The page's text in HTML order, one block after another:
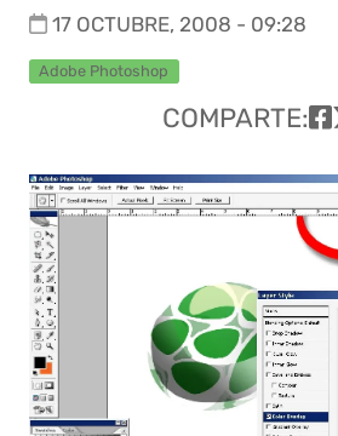
17 OCTUBRE, 2008 - 09:28
Adobe Photoshop
COMPARTE: